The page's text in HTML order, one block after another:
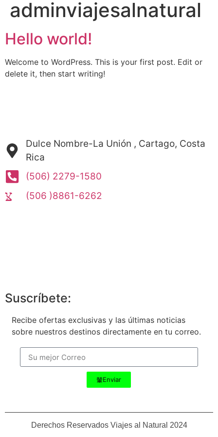
adminviajesalnatural
Hello world!
Welcome to WordPress. This is your first post. Edit or
delete it, then start writing!
Dulce Nombre-La Unión , Cartago, Costa
Rica
(506) 2279-1580
(506 )8861-6262
Suscríbete:
Recibe ofertas exclusivas y las últimas noticias
sobre nuestros destinos directamente en tu correo.
Enviar
Derechos Reservados Viajes al Natural 2024